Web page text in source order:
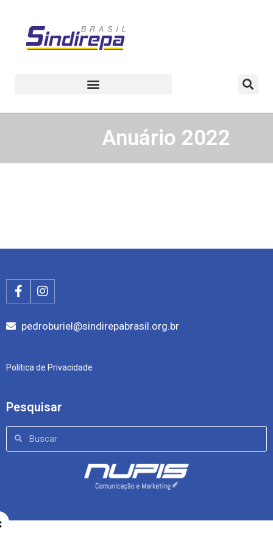
Anuário 2022
pedroburiel@sindirepabrasil.org.br
Política de Privacidade
Pesquisar